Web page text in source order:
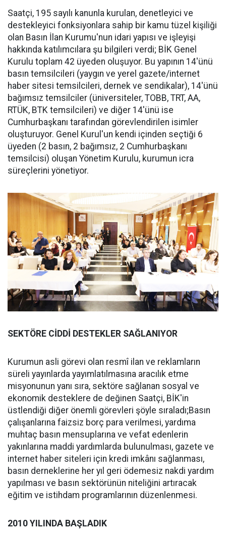
Saatçi, 195 sayılı kanunla kurulan, denetleyici ve
destekleyici fonksiyonlara sahip bir kamu tüzel kişiliği
olan Basın İlan Kurumu'nun idari yapısı ve işleyişi
hakkında katılımcılara şu bilgileri verdi; BİK Genel
Kurulu toplam 42 üyeden oluşuyor. Bu yapının 14'ünü
basın temsilcileri (yaygın ve yerel gazete/internet
haber sitesi temsilcileri, dernek ve sendikalar), 14'ünü
bağımsız temsilciler (üniversiteler, TOBB, TRT, AA,
RTÜK, BTK temsilcileri) ve diğer 14'ünü ise
Cumhurbaşkanı tarafından görevlendirilen isimler
oluşturuyor. Genel Kurul'un kendi içinden seçtiği 6
üyeden (2 basın, 2 bağımsız, 2 Cumhurbaşkanı
temsilcisi) oluşan Yönetim Kurulu, kurumun icra
süreçlerini yönetiyor.
SEKTÖRE CİDDİ DESTEKLER SAĞLANIYOR
Kurumun asli görevi olan resmî ilan ve reklamların
süreli yayınlarda yayımlatılmasına aracılık etme
misyonunun yanı sıra, sektöre sağlanan sosyal ve
ekonomik desteklere de değinen Saatçi, BİK'in
üstlendiği diğer önemli görevleri şöyle sıraladı;Basın
çalışanlarına faizsiz borç para verilmesi, yardıma
muhtaç basın mensuplarına ve vefat edenlerin
yakınlarına maddi yardımlarda bulunulması, gazete ve
internet haber siteleri için kredi imkânı sağlanması,
basın derneklerine her yıl geri ödemesiz nakdi yardım
yapılması ve basın sektörünün niteliğini artıracak
eğitim ve istihdam programlarının düzenlenmesi.
2010 YILINDA BAŞLADIK